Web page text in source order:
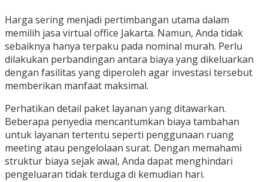
Harga sering menjadi pertimbangan utama dalam
memilih jasa virtual office Jakarta. Namun, Anda tidak
sebaiknya hanya terpaku pada nominal murah. Perlu
dilakukan perbandingan antara biaya yang dikeluarkan
dengan fasilitas yang diperoleh agar investasi tersebut
memberikan manfaat maksimal.
Perhatikan detail paket layanan yang ditawarkan.
Beberapa penyedia mencantumkan biaya tambahan
untuk layanan tertentu seperti penggunaan ruang
meeting atau pengelolaan surat. Dengan memahami
struktur biaya sejak awal, Anda dapat menghindari
pengeluaran tidak terduga di kemudian hari.